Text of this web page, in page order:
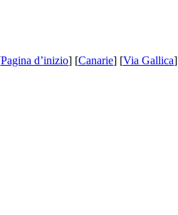
Pagina d’inizio] [Canarie] [Via Gallica]